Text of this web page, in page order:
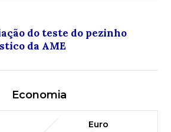
do teste do pezinho
da AME
Economia
Euro